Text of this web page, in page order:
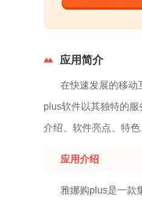
应用简介
在快速发展的移动
plus软件以其独特的
介绍、软件亮点、特
应用介绍
雅娜购plus是一款